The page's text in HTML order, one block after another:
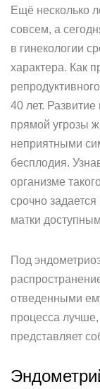
Ещё несколько
совсем, а
в гинекологии
характера. Как
40 лет.
прямой угрозы
неприятными
бесплодия.
организме
срочно
матки
Под
отведенными
процесса
представляет